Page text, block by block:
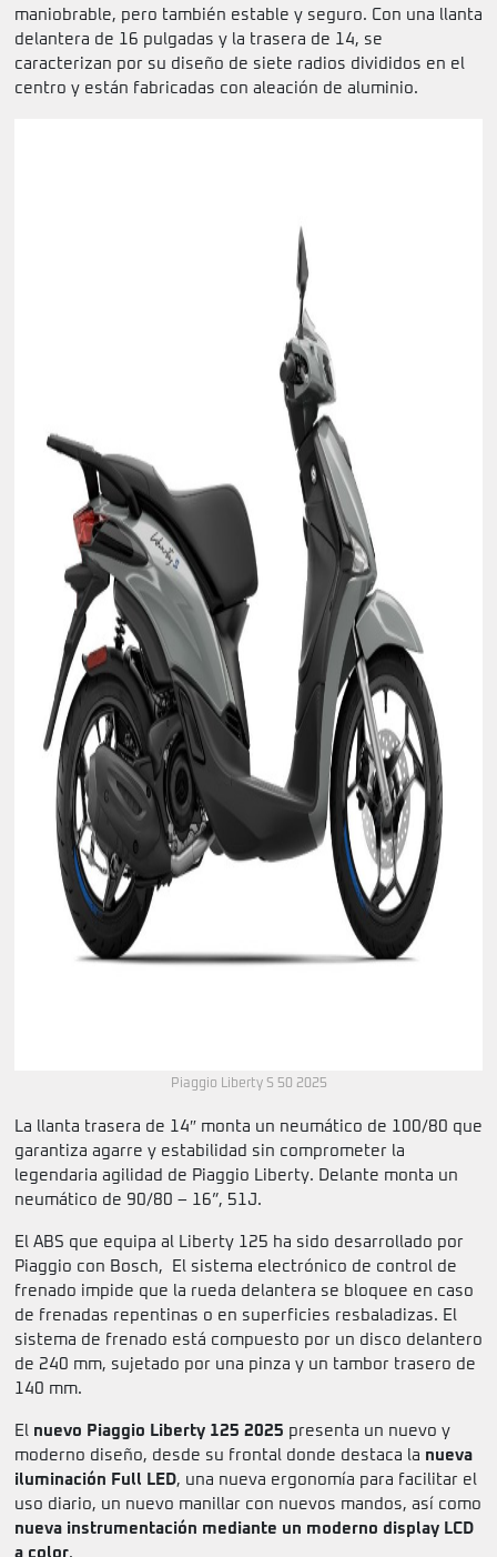
maniobrable, pero también estable y seguro. Con una llanta
delantera de 16 pulgadas y la trasera de 14, se
caracterizan por su diseño de siete radios divididos en el
centro y están fabricadas con aleación de aluminio.
Piaggio Liberty S 50 2025
La llanta trasera de 14″ monta un neumático de 100/80 que
garantiza agarre y estabilidad sin comprometer la
legendaria agilidad de Piaggio Liberty. Delante monta un
neumático de 90/80 – 16”, 51J.
El ABS que equipa al Liberty 125 ha sido desarrollado por
Piaggio con Bosch, El sistema electrónico de control de
frenado impide que la rueda delantera se bloquee en caso
de frenadas repentinas o en superficies resbaladizas. El
sistema de frenado está compuesto por un disco delantero
de 240 mm, sujetado por una pinza y un tambor trasero de
140 mm.
El nuevo Piaggio Liberty 125 2025 presenta un nuevo y
moderno diseño, desde su frontal donde destaca la nueva
iluminación Full LED, una nueva ergonomía para facilitar el
uso diario, un nuevo manillar con nuevos mandos, así como
nueva instrumentación mediante un moderno display LCD
a color.